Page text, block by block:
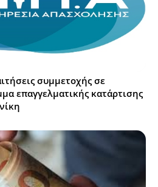
συμμετοχής σε
επαγγελματικής κατάρτισης